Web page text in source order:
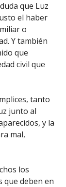
que Luz
el haber
o
Y también
que
civil que
tanto
junto al
y la
mal,
los
que deben en